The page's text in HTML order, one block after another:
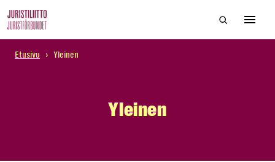
to
content
Hae
Etusivu › Yleinen
Yleinen